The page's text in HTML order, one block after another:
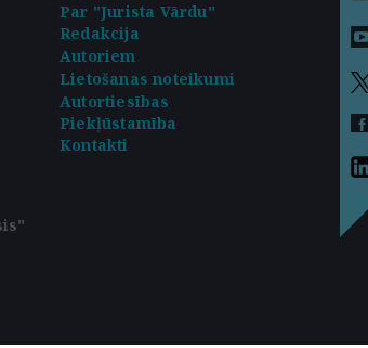
Par "Jurista Vārdu"
Redakcija
Autoriem
Lietošanas noteikumi
Autortiesības
Piekļūstamība
Kontakti